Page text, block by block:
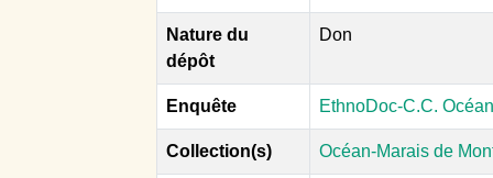
Nature du
dépôt
Don
Enquête EthnoDoc-C.C.
Collection(s) Océan-Marais de